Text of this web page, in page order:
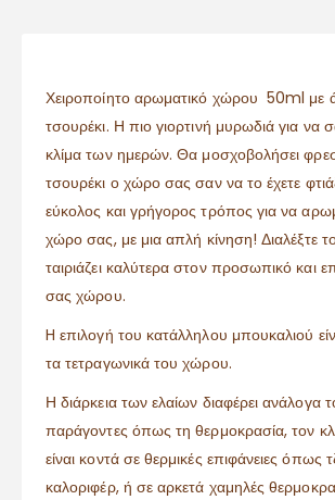
Χειροποίητο αρωματικό χώρου 50ml με
τσουρέκι. Η πιο γιορτινή μυρωδιά για να
κλίμα των ημερών. Θα μοσχοβολήσει
τσουρέκι ο χώρο σας σαν να το έχετε
εύκολος και γρήγορος τρόπος για να
χώρο σας, με μια απλή κίνηση! Διαλέξτε
ταιριάζει καλύτερα στον προσωπικό και
σας χώρου.
H επιλογή του κατάλληλου μπουκαλιού
τα τετραγωνικά του χώρου.
Η διάρκεια των ελαίων διαφέρει ανάλογα
παράγοντες όπως τη θερμοκρασία, τον
είναι κοντά σε θερμικές επιφάνειες όπως
καλοριφέρ, ή σε αρκετά χαμηλές